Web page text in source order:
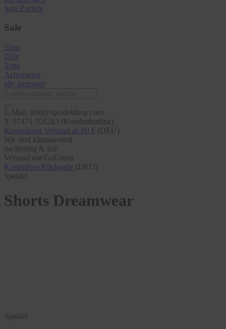
Sale Zurück
Sale
Slips
BHs
Tops
Activewear
alle anzeigen
E-Mail: info@speidelshop.com
T: 07471 701283 (Kundenhotline)
Kostenloser Versand ab 60 € (DEU)
Wir sind klimaneutral
nachhaltig & fair
Versand mit GoGreen
Kostenlose Rückgabe (DEU)
Speidel
Shorts Dreamwear
Speidel